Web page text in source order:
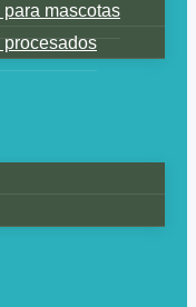
para mascotas
procesados